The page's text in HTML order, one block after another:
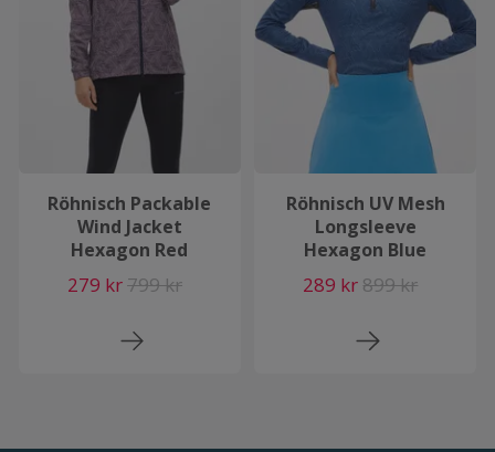
Röhnisch Packable
Wind Jacket
Hexagon Red
279 kr799 kr
Röhnisch UV Mesh
Longsleeve
Hexagon Blue
289 kr 899 kr